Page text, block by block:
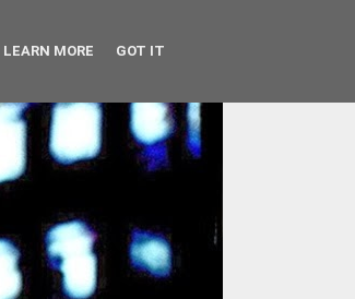
LEARN MORE GOT IT